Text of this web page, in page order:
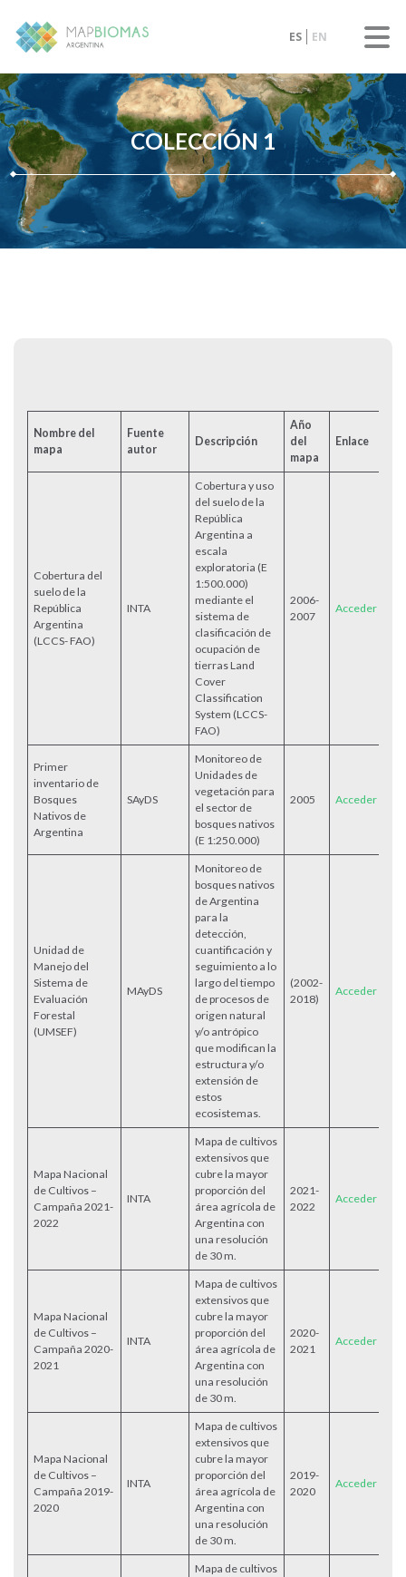
ES EN
COLECCIÓN 1
Nombre del
mapa
Fuente
autor
Descripción
Año
del
mapa
Enlace
Cobertura del
suelo de la
República
Argentina
(LCCS- FAO)
INTA
Cobertura y uso
del suelo de la
República
Argentina a
escala
exploratoria (E
1:500.000)
mediante el
sistema de
clasificación de
ocupación de
tierras Land
Cover
Classification
System (LCCS-
FAO)
2006-
2007
Acceder
Primer
inventario de
Bosques
Nativos de
Argentina
SAyDS
Monitoreo de
Unidades de
vegetación para
el sector de
bosques nativos
(E 1:250.000)
2005 Acceder
Unidad de
Manejo del
Sistema de
Evaluación
Forestal
(UMSEF)
MAyDS
Monitoreo de
bosques nativos
de Argentina
para la
detección,
cuantificación y
seguimiento a lo
largo del tiempo
de procesos de
origen natural
y/o antrópico
que modifican la
estructura y/o
extensión de
estos
ecosistemas.
(2002-
2018)
Acceder
Mapa Nacional
de Cultivos –
Campaña 2021-
2022
INTA
Mapa de cultivos
extensivos que
cubre la mayor
proporción del
área agrícola de
Argentina con
una resolución
de 30 m.
2021-
2022
Acceder
Mapa Nacional
de Cultivos –
Campaña 2020-
2021
INTA
Mapa de cultivos
extensivos que
cubre la mayor
proporción del
área agrícola de
Argentina con
una resolución
de 30 m.
2020-
2021
Acceder
Mapa Nacional
de Cultivos –
Campaña 2019-
2020
INTA
Mapa de cultivos
extensivos que
cubre la mayor
proporción del
área agrícola de
Argentina con
una resolución
de 30 m.
2019-
2020
Acceder
Mapa de cultivos